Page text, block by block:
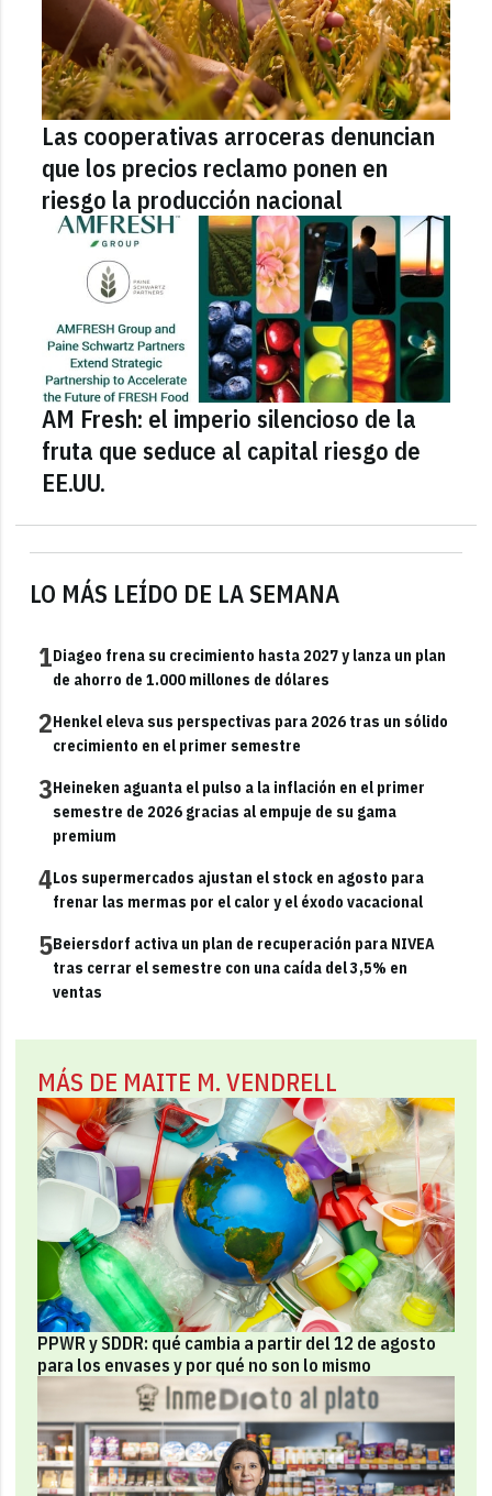
LO MÁS LEÍDO DE LA SEMANA
1Diageo frena su crecimiento hasta 2027 y lanza un plan
de ahorro de 1.000 millones de dólares
2Henkel eleva sus perspectivas para 2026 tras un sólido
crecimiento en el primer semestre
3Heineken aguanta el pulso a la inflación en el primer
semestre de 2026 gracias al empuje de su gama
premium
4Los supermercados ajustan el stock en agosto para
frenar las mermas por el calor y el éxodo vacacional
5Beiersdorf activa un plan de recuperación para NIVEA
tras cerrar el semestre con una caída del 3,5% en
ventas
MÁS DE MAITE M. VENDRELL
PPWR y SDDR: qué cambia a partir del 12 de agosto
para los envases y por qué no son lo mismo
Las cooperativas arroceras denuncian
que los precios reclamo ponen en
riesgo la producción nacional
AM Fresh: el imperio silencioso de la
fruta que seduce al capital riesgo de
EE.UU.